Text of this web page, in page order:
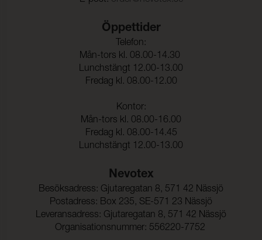
Färghärdighet mot
4-5 (ISO 105-X12)
Tålighet hos ytfinish mot
sprickbildning i kallt
-40°C (EN 1876-1)
200 N (ISO 13936-1)
Sömskridning Väft: 200 N (ISO 13936-1)
506 N/5cm (ISO 1421)
347 N/5cm (ISO 1421)
Rivstyrka Varp: 56 N (ISO 4674-1)
Rivstyrka Väft: 58 N (ISO 4674-1)
Biokompatibilitet:
Öppettider
Telefon:
Mån-tors kl. 08.00-14.30
Lunchstängt 12.00-13.00
Fredag kl. 08.00-12.00
Kontor:
Mån-tors kl. 08.00-16.00
Fredag kl. 08.00-14.45
Lunchstängt 12.00-13.00
Nevotex
Besöksadress: Gjutaregatan 8, 571 42 Nässjö
Postadress: Box 235, SE-571 23 Nässjö
Leveransadress: Gjutaregatan 8, 571 42 Nässjö
Organisationsnummer: 556220-7752